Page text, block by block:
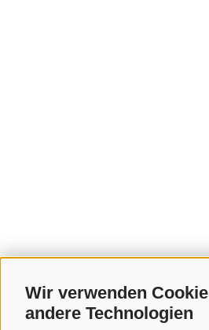
Wir verwenden
andere Technologien